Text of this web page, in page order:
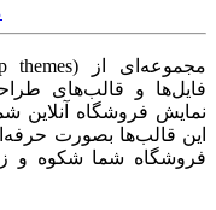
فایل‌ها و قالب‌های
نمایش فروشگاه آنلاین
این قالب‌ها بصورت
فروشگاه شما شکوه و